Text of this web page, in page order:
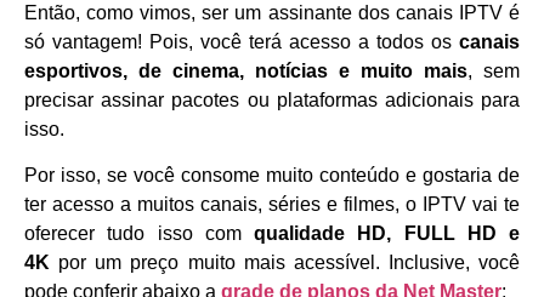
Então, como vimos, ser um assinante dos canais IPTV é
só vantagem! Pois, você terá acesso a todos os canais
esportivos, de cinema, notícias e muito mais, sem
precisar assinar pacotes ou plataformas adicionais para
isso.
Por isso, se você consome muito conteúdo e gostaria de
ter acesso a muitos canais, séries e filmes, o IPTV vai te
oferecer tudo isso com qualidade HD, FULL HD e
4K por um preço muito mais acessível. Inclusive, você
pode conferir abaixo a grade de planos da Net Master: